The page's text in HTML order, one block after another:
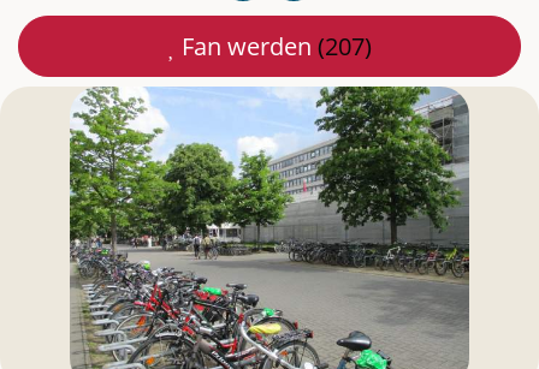
kopieren
E-
Mail
teilen
Fan werden (207)